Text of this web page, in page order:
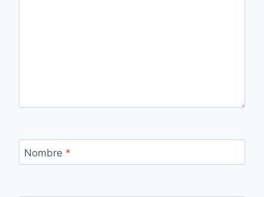
Nombre *